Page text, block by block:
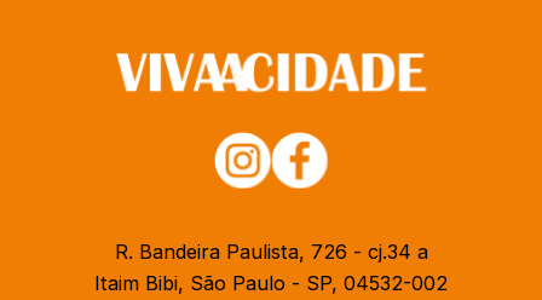
R. Bandeira Paulista, 726 - cj.34 a
Itaim Bibi, São Paulo - SP, 04532-002